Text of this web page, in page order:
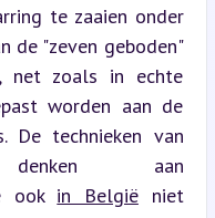
te zaaien onder
de "zeven geboden"
net zoals in echte
worden aan de
De technieken van
aan
ook in België niet